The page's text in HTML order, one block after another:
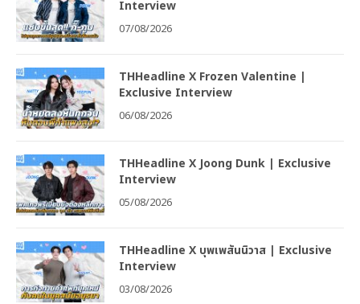
Interview
07/08/2026
THHeadline X Frozen Valentine |
Exclusive Interview
06/08/2026
THHeadline X Joong Dunk | Exclusive
Interview
05/08/2026
THHeadline X บุพเพสันนิวาส | Exclusive
Interview
03/08/2026